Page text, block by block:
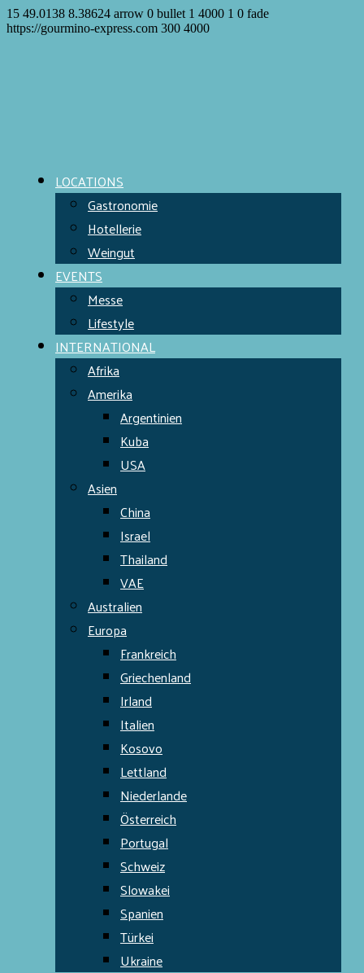
15 49.0138 8.38624 arrow 0 bullet 1 4000 1 0 fade
https://gourmino-express.com 300 4000
LOCATIONS
Gastronomie
Hotellerie
Weingut
EVENTS
Messe
Lifestyle
INTERNATIONAL
Afrika
Amerika
Argentinien
Kuba
USA
Asien
China
Israel
Thailand
VAE
Australien
Europa
Frankreich
Griechenland
Irland
Italien
Kosovo
Lettland
Niederlande
Österreich
Portugal
Schweiz
Slowakei
Spanien
Türkei
Ukraine